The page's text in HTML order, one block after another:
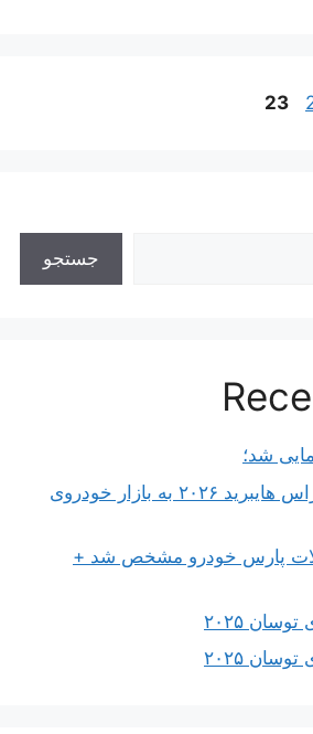
برگه
23
جستجو
ورود تویوتا کرولا کراس هایبرید ۲۰۲۶ به بازار خودروی
پارس خودرو مشخص شد +
۲۰۲۵
۲۰۲۵